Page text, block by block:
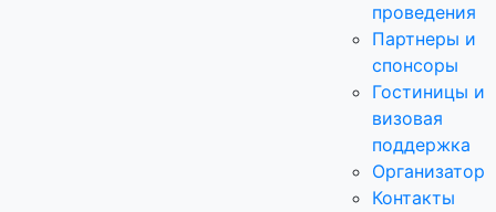
проведения
Партнеры и
спонсоры
Гостиницы и
визовая
поддержка
Организатор
Контакты